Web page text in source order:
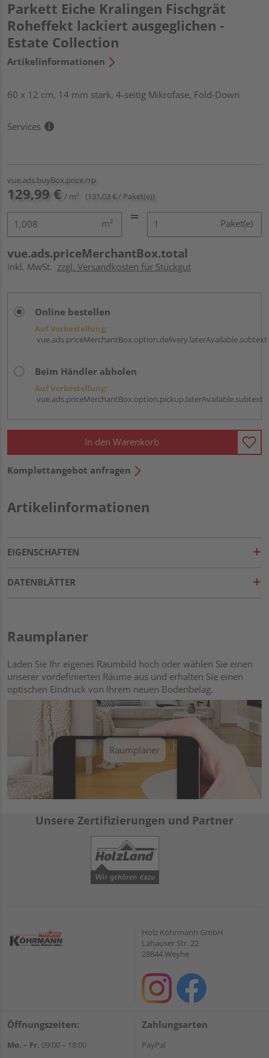
Parkett Eiche Kralingen Fischgrät
Roheffekt lackiert ausgeglichen -
Estate Collection
Artikelinformationen
60 x 12 cm, 14 mm stark, 4-seitig Mikrofase, Fold-Down
Services
vue.ads.buyBox.price.rrp
129,99 € / m² (131,03 € / Paket(e))
m² Paket(e)
vue.ads.priceMerchantBox.total
inkl. MwSt. zzgl. Versandkosten für Stückgut
Online bestellen
Auf Vorbestellung:
vue.ads.priceMerchantBox.option.delivery.laterAvailable.subtext
Beim Händler abholen
Auf Vorbestellung:
vue.ads.priceMerchantBox.option.pickup.laterAvailable.subtext
In den Warenkorb
Komplettangebot anfragen
Artikelinformationen
EIGENSCHAFTEN
DATENBLÄTTER
Raumplaner
Laden Sie Ihr eigenes Raumbild hoch oder wählen Sie einen
unserer vordefinierten Räume aus und erhalten Sie einen
optischen Eindruck von Ihrem neuen Bodenbelag.
Raumplaner
Unsere Zertifizierungen und Partner
Holz Köhrmann GmbH
Lahauser Str. 22
28844 Weyhe
Öffnungszeiten:
Mo. – Fr. 09:00 – 18:00
Zahlungsarten
PayPal